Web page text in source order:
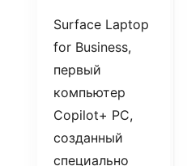
Surface Laptop
for Business,
первый
компьютер
Copilot+ PC,
созданный
специально